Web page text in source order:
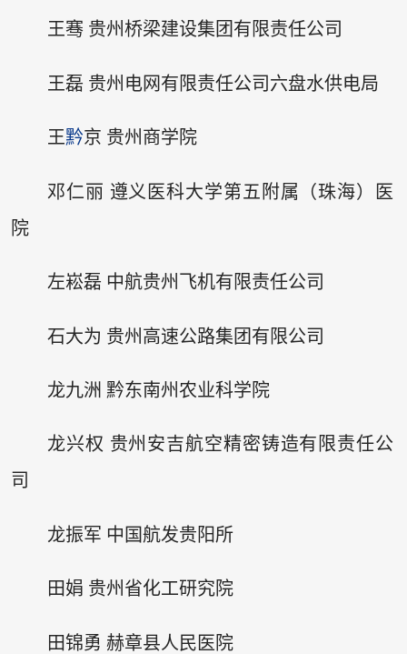
王骞 贵州桥梁建设集团有限责任公司
王磊 贵州电网有限责任公司六盘水供电局
王黔京 贵州商学院
邓仁丽 遵义医科大学第五附属（珠海）医
院
左崧磊 中航贵州飞机有限责任公司
石大为 贵州高速公路集团有限公司
龙九洲 黔东南州农业科学院
龙兴权 贵州安吉航空精密铸造有限责任公
司
龙振军 中国航发贵阳所
田娟 贵州省化工研究院
田锦勇 赫章县人民医院